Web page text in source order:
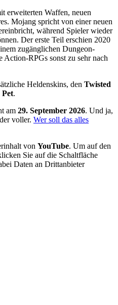
erweiterten Waffen, neuen
Mojang spricht von einer neuen
während Spieler wieder
Der erste Teil erschien 2020
zugänglichen Dungeon-
Action-RPGs sonst zu sehr nach
Heldenskins, den Twisted
.
am 29. September 2026. Und ja,
voller. Wer soll das alles
von YouTube. Um auf den
Sie auf die Schaltfläche
Daten an Drittanbieter